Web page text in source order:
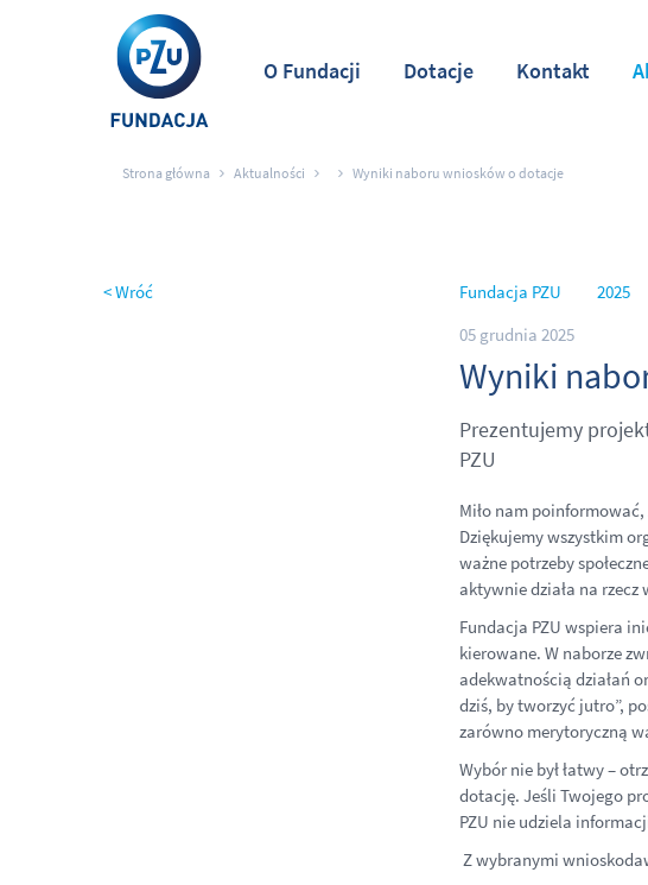
O Fundacji Dotacje Kontakt
Strona główna Aktualności Wyniki naboru wniosków o dotacje
< Wróć Fundacja PZU
2025
05 grudnia 2025
Wyniki
Prezentujemy
PZU
Miło nam poinformować,
Dziękujemy wszystkim
ważne potrzeby
aktywnie działa na
Fundacja PZU wspiera
kierowane. W naborze
adekwatnością działań
dziś, by tworzyć jutro”,
zarówno merytoryczną
Wybór nie był łatwy –
dotację. Jeśli Twojego
PZU nie udziela
Z wybranymi